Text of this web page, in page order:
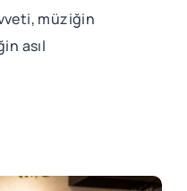
müziğin
asıl